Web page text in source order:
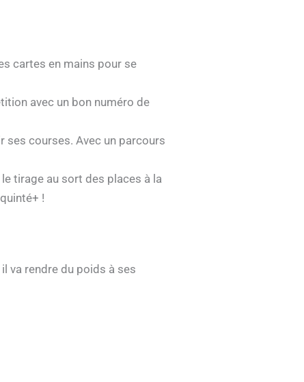
cartes en mains pour se
avec un bon numéro de
ses courses. Avec un parcours
tirage au sort des places à la
!
va rendre du poids à ses